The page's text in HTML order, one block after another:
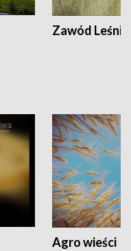
Zawód Leśnik
Agro wieści